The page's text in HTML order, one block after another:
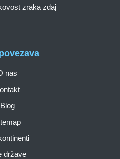
nas
Blog
države
zraka zdaj